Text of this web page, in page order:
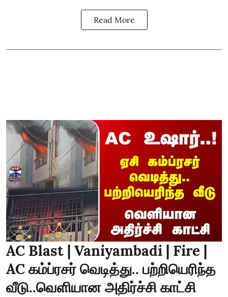
Read More
AC Blast | Vaniyambadi | Fire |
AC கம்ப்ரசர் வெடித்து.. பற்றியெரிந்த
வீடு..வெளியான அதிர்ச்சி காட்சி